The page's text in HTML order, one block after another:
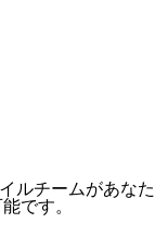
ルチームがあなた
です。